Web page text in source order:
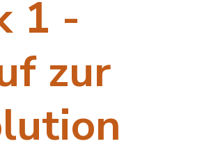
1 -
zur